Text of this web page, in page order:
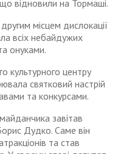
відновили на Тормаші.
місцем дислокації
всіх небайдужих
онуками.
культурного центру
святковий настрій
та конкурсами.
завітав
Дудко. Саме він
та став